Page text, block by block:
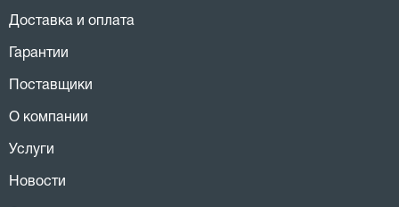
Доставка и оплата
Гарантии
Поставщики
О компании
Услуги
Новости